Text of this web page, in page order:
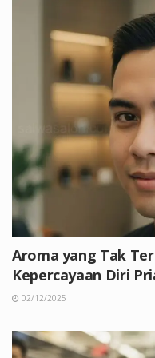
Aroma yang Tak
Kepercayaan Diri
02/12/2025